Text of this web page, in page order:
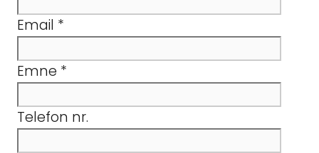
Email *
Emne *
Telefon nr.